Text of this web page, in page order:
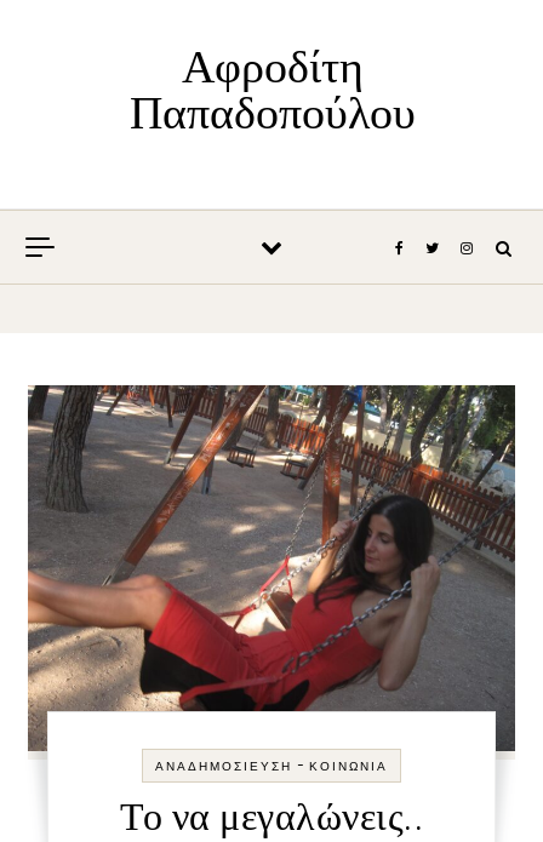
Αφροδίτη
Παπαδοπούλου
ΑΝΑΔΗΜΟΣΊΕΥΣΗ - ΚΟΙΝΩΝΊΑ
Το να μεγαλώνεις..